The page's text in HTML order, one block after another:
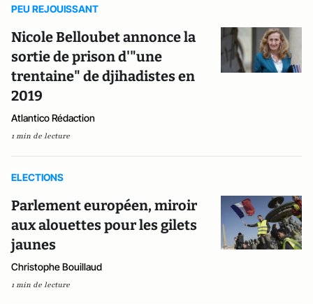
PEU REJOUISSANT
Nicole Belloubet annonce la
sortie de prison d'"une
trentaine" de djihadistes en
2019
Atlantico Rédaction
1 min de lecture
ELECTIONS
Parlement européen, miroir
aux alouettes pour les gilets
jaunes
Christophe Bouillaud
1 min de lecture